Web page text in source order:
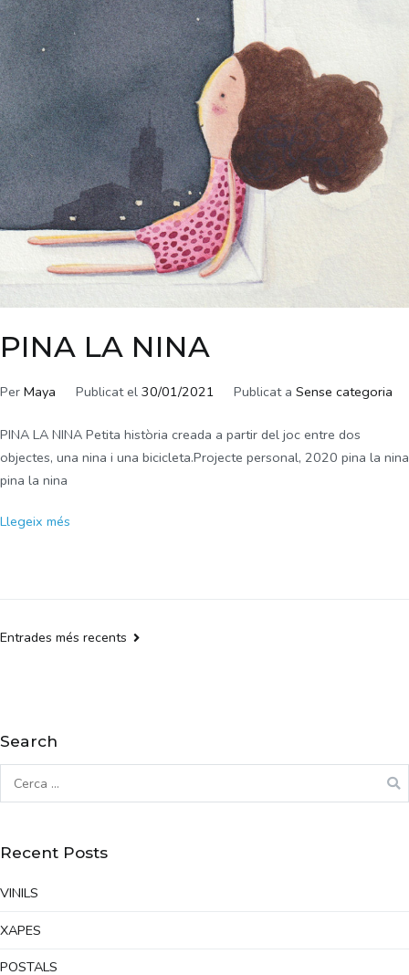
PINA LA NINA
Per Maya Publicat el 30/01/2021 Publicat aSense categoria
PINA LA NINA Petita història creada a partir del joc entre dos
objectes, una nina i una bicicleta.Projecte personal, 2020 pina la nina
pina la nina
Llegeix més
Entrades més recents
Search
Recent Posts
VINILS
XAPES
POSTALS